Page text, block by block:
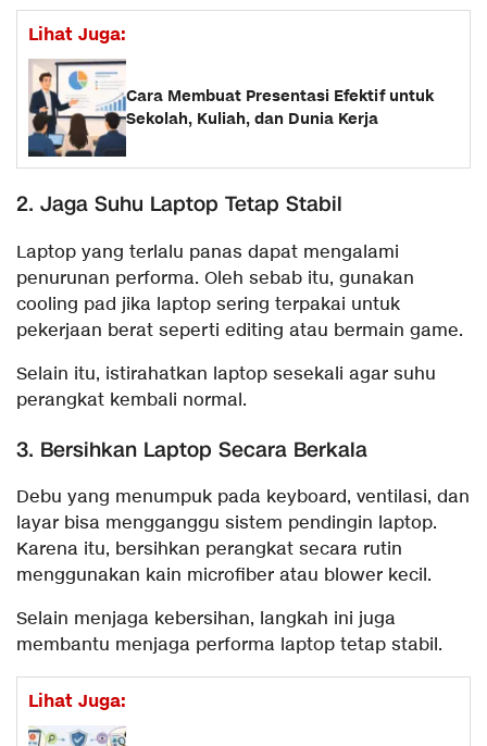
Lihat Juga:
Cara Membuat Presentasi Efektif untuk
Sekolah, Kuliah, dan Dunia Kerja
2. Jaga Suhu Laptop Tetap Stabil
Laptop yang terlalu panas dapat mengalami
penurunan performa. Oleh sebab itu, gunakan
cooling pad jika laptop sering terpakai untuk
pekerjaan berat seperti editing atau bermain game.
Selain itu, istirahatkan laptop sesekali agar suhu
perangkat kembali normal.
3. Bersihkan Laptop Secara Berkala
Debu yang menumpuk pada keyboard, ventilasi, dan
layar bisa mengganggu sistem pendingin laptop.
Karena itu, bersihkan perangkat secara rutin
menggunakan kain microfiber atau blower kecil.
Selain menjaga kebersihan, langkah ini juga
membantu menjaga performa laptop tetap stabil.
Lihat Juga: